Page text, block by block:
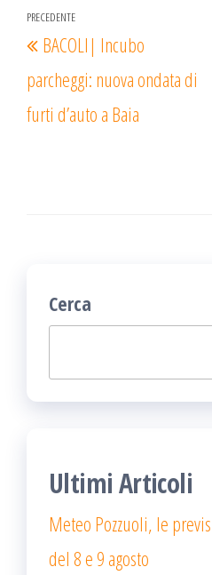
Navigazione
articoli
Articolo
precedente
PRECEDENTE
BACOLI| Incubo
parcheggi: nuova ondata di
furti d’auto a Baia
Cerca
Ultimi Articoli
Meteo Pozzuoli, le
del 8 e 9 agosto